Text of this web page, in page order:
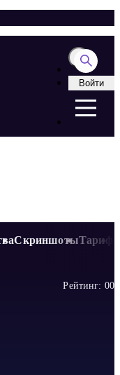
Войти
СкриншотыТариф
Рейтинг: 00